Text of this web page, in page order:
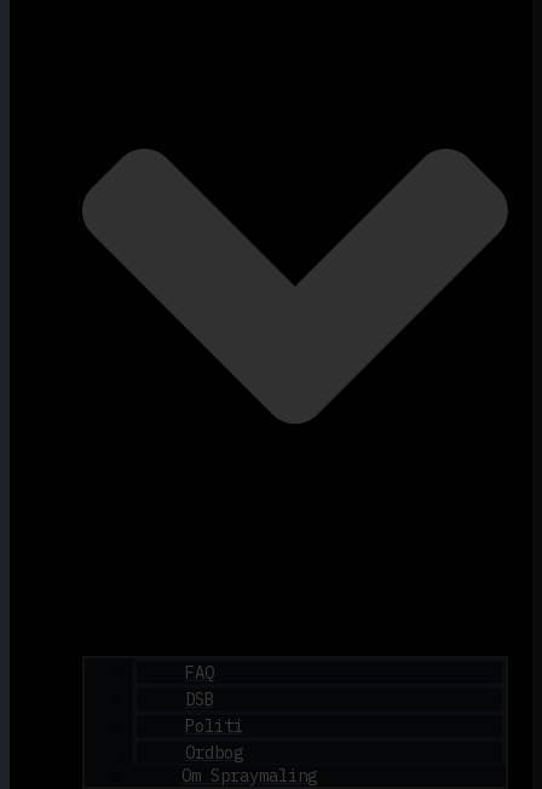
FAQ
DSB
Politi
Ordbog
Om Spraymaling